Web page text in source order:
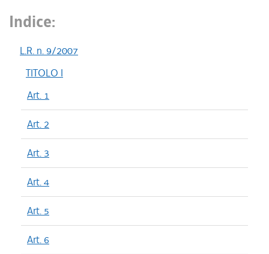
Indice:
L.R. n. 9/2007
TITOLO I
Art. 1
Art. 2
Art. 3
Art. 4
Art. 5
Art. 6